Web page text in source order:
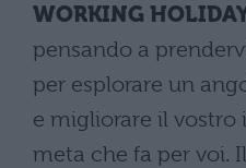
WORKING
pensando a
per esplorare un
e migliorare il vostro
meta che fa per voi.